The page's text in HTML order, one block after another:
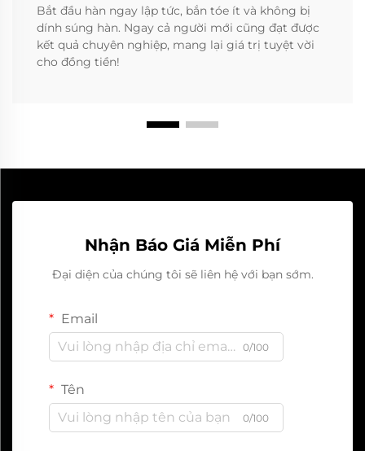
Bắt đầu hàn ngay lập tức, bắn tóe ít và không bị
dính súng hàn. Ngay cả người mới cũng đạt được
kết quả chuyên nghiệp, mang lại giá trị tuyệt vời
cho đồng tiền!
Nhận Báo Giá Miễn Phí
Đại diện của chúng tôi sẽ liên hệ với bạn sớm.
Email
0/100
Tên
0/100